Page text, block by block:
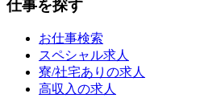
仕事を探す
お仕事検索
スペシャル求人
寮/社宅ありの求人
高収入の求人